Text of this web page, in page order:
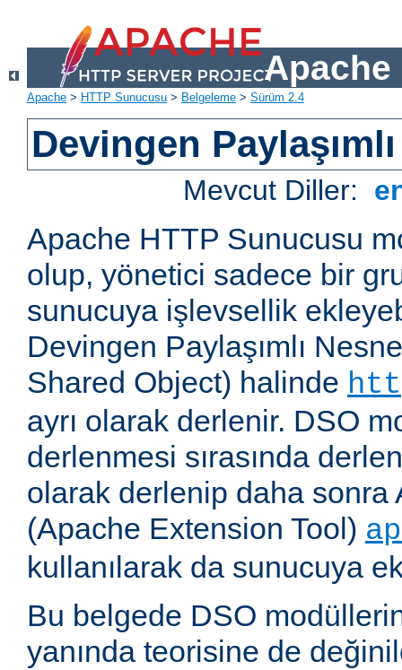
Apache
Apache > HTTP Sunucusu > Belgeleme > Sürüm 2.4
Devingen
Mevcut Diller:
Apache HTTP Sunucusu
olup, yönetici sadece bir
sunucuya işlevsellik
Devingen Paylaşımlı
Shared Object) halinde
ayrı olarak derlenir. DSO
derlenmesi sırasında
olarak derlenip daha sonra
(Apache Extension Tool)
kullanılarak da sunucuya
Bu belgede DSO
yanında teorisine de